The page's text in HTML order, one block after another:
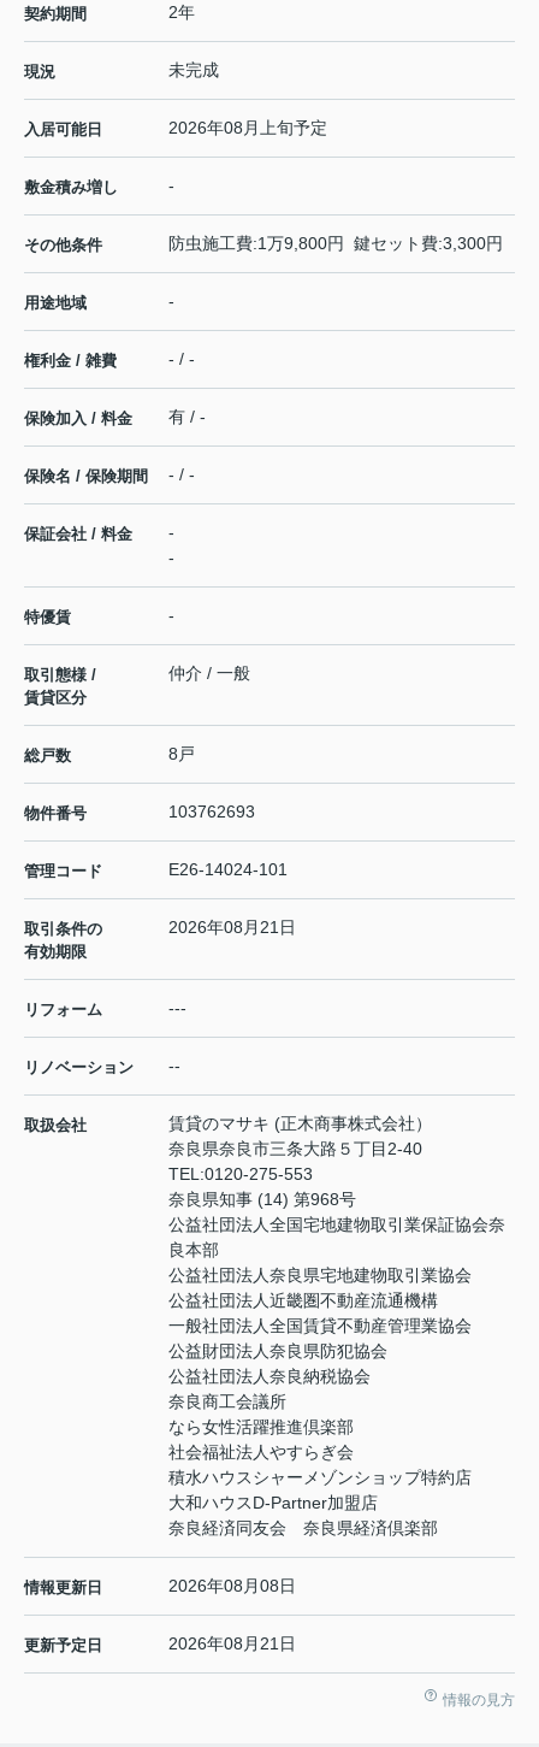
契約期間 2年
現況 未完成
入居可能日 2026年08月上旬予定
敷金積み増し -
その他条件 防虫施工費:1万9,800円 鍵セット費:3,300円
用途地域 -
権利金 / 雑費 - / -
保険加入 / 料金 有 / -
保険名 / 保険期間 - / -
保証会社 / 料金
-
-
特優賃 -
取引態様 /
賃貸区分
仲介 / 一般
総戸数 8戸
物件番号 103762693
管理コード E26-14024-101
取引条件の
有効期限
2026年08月21日
リフォーム ---
リノベーション --
取扱会社
賃貸のマサキ (正木商事株式会社）
奈良県奈良市三条大路５丁目2-40
TEL:0120-275-553
奈良県知事 (14) 第968号
公益社団法人全国宅地建物取引業保証協会奈
良本部
公益社団法人奈良県宅地建物取引業協会
公益社団法人近畿圏不動産流通機構
一般社団法人全国賃貸不動産管理業協会
公益財団法人奈良県防犯協会
公益社団法人奈良納税協会
奈良商工会議所
なら女性活躍推進倶楽部
社会福祉法人やすらぎ会
積水ハウスシャーメゾンショップ特約店
大和ハウスD-Partner加盟店
奈良経済同友会 奈良県経済倶楽部
情報更新日 2026年08月08日
更新予定日 2026年08月21日
情報の見方